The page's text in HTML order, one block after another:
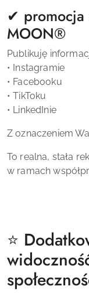
✔ promocja
MOON®
Publikuję
• Instagramie
• Facebooku
• TikToku
• LinkedInie
Z oznaczeniem
To realna, stała
w ramach
⭐